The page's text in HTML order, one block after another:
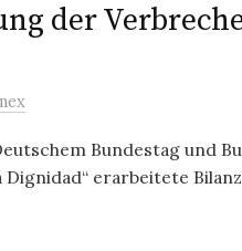
der
Bundestag und
erarbeitete